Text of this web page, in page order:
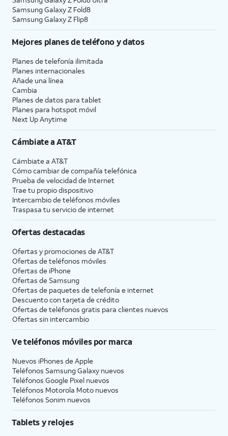
Samsung Galaxy Z Fold8
Samsung Galaxy Z Flip8
Mejores planes de teléfono y datos
Planes de telefonía ilimitada
Planes internacionales
Añade una línea
Cambia
Planes de datos para tablet
Planes para hotspot móvil
Next Up Anytime
Cámbiate aAT&T
Cámbiate a AT&T
Cómo cambiar de compañía telefónica
Prueba de velocidad de Internet
Trae tu propio dispositivo
Intercambio de teléfonos móviles
Traspasa tu servicio de internet
Ofertas destacadas
Ofertas y promociones de AT&T
Ofertas de teléfonos móviles
Ofertas de iPhone
Ofertas de Samsung
Ofertas de paquetes de telefonía e internet
Descuento con tarjeta de crédito
Ofertas de teléfonos gratis para clientes nuevos
Ofertas sin intercambio
Ve teléfonos móviles por marca
Nuevos iPhones de Apple
Teléfonos Samsung Galaxy nuevos
Teléfonos Google Pixel nuevos
Teléfonos Motorola Moto nuevos
Teléfonos Sonim nuevos
Tablets y relojes